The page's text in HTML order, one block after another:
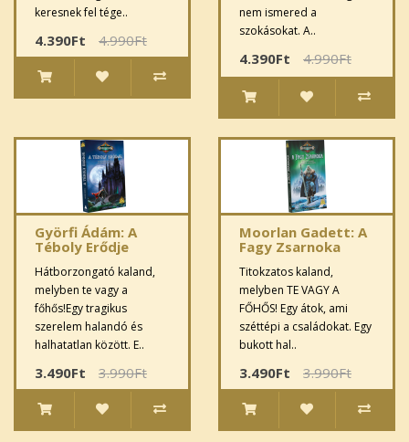
keresnek fel tége..
4.390Ft 4.990Ft
nem ismered a
szokásokat. A..
4.390Ft 4.990Ft
Györfi Ádám: A
Téboly Erődje
Hátborzongató kaland,
melyben te vagy a
főhős!Egy tragikus
szerelem halandó és
halhatatlan között. E..
3.490Ft 3.990Ft
Moorlan Gadett: A
Fagy Zsarnoka
Titokzatos kaland,
melyben TE VAGY A
FŐHŐS! Egy átok, ami
széttépi a családokat. Egy
bukott hal..
3.490Ft 3.990Ft